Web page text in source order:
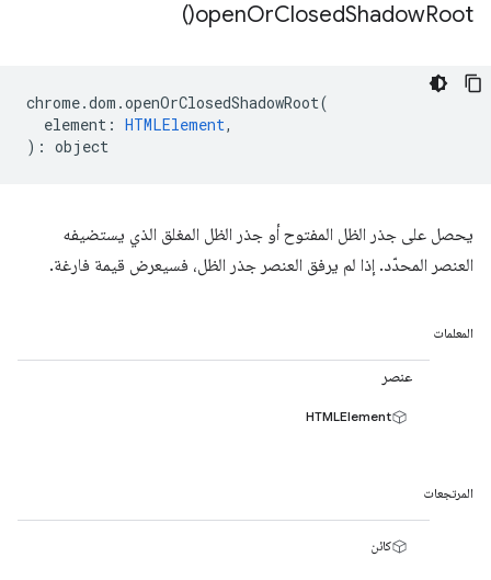
openOrClosedShadowRoot(
)
chrome.dom .openOrClosedShadowRoot(
element : HTMLElement,
) : object
يحصل على جذر الظل المفتوح أو جذر الظل المغلق الذي يستضيفه
العنصر المحدّد. إذا لم يرفق العنصر جذر الظل، فسيعرض قيمة فارغة.
المعلمات
عنصر
HTMLElement
المرتجعات
كائن